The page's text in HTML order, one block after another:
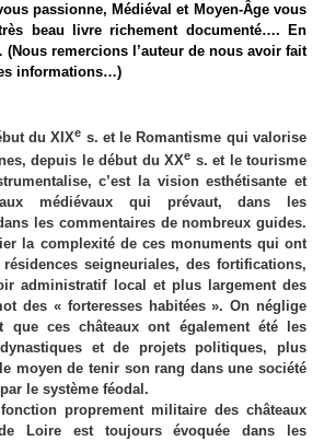
passionne, Médiéval et Moyen-Âge vous
beau livre richement documenté…. En
remercions l’auteur de nous avoir fait
informations…)
du XIXe s. et le Romantisme qui valorise
depuis le début du XXe s. et le tourisme
c’est la vision esthétisante et
médiévaux qui prévaut, dans les
les commentaires de nombreux guides.
la complexité de ces monuments qui ont
seigneuriales, des fortifications,
administratif local et plus largement des
des « forteresses habitées ». On néglige
que ces châteaux ont également été les
et de projets politiques, plus
moyen de tenir son rang dans une société
par le système féodal.
militaire des châteaux
Loire est toujours évoquée dans les